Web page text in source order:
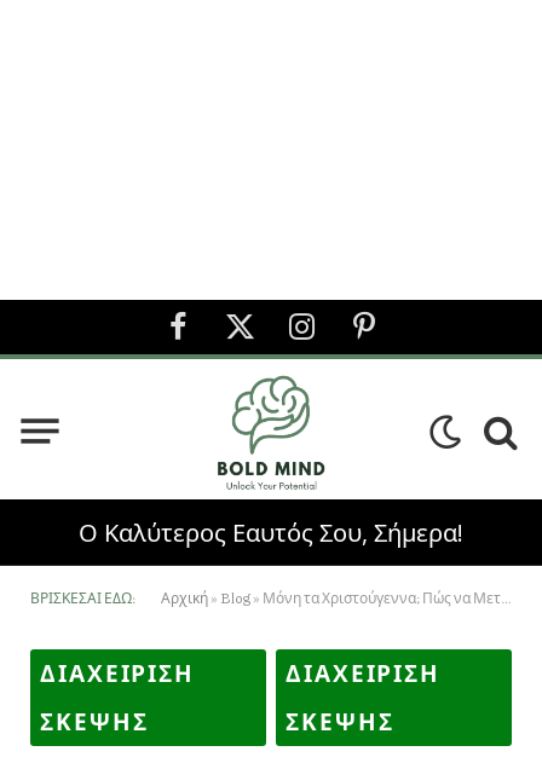
Facebook
X
(Twitter)
InstagramPinterest
Ο Καλύτερος Εαυτός Σου, Σήμερα!
ΒΡΊΣΚΕΣΑΙ ΕΔΏ: Αρχική» Blog» Μόνη τα Χριστούγεννα; Πώς να Μετατρέψεις τη Μοναξιά σε Δύναμη
ΔΙΑΧΕΙΡΙΣΗ
ΣΚΕΨΗΣ
ΔΙΑΧΕΙΡΙΣΗ
ΣΚΕΨΗΣ